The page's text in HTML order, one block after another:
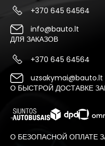
+370 645 64564
info@bauto.lt
ДЛЯ ЗАКАЗОВ
+370 645 64564
uzsakymai@bauto.lt
О БЫСТРОЙ ДОСТАВКЕ
О БЕЗОПАСНОЙ ОПЛАТЕ